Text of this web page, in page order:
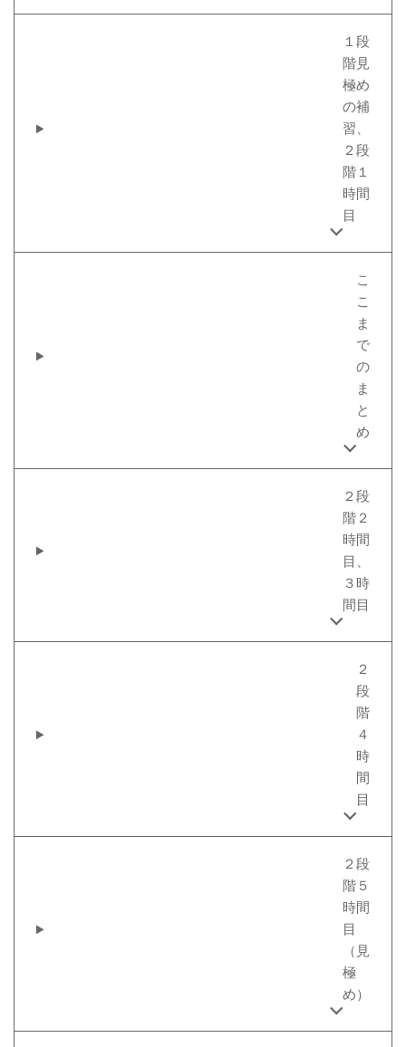
１段
階見
極め
の補
習、
２段
階１
時間
目
こ
こ
ま
で
の
ま
と
め
２段
階２
時間
目、
３時
間目
２
段
階
４
時
間
目
２段
階５
時間
目
（見
極
め）